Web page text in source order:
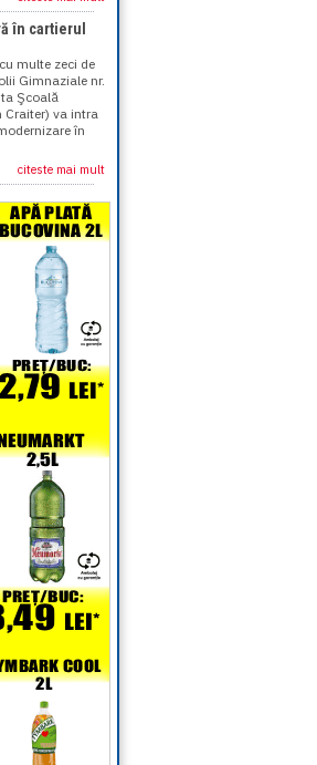
în cartierul
multe zeci de
Gimnaziale nr.
Şcoală
Craiter) va intra
în
citeste mai mult